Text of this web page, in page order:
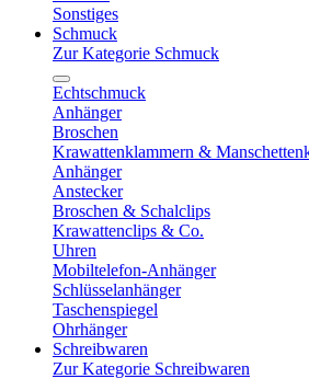
Sonstiges
Schmuck
Zur Kategorie Schmuck
Echtschmuck
Anhänger
Broschen
Krawattenklammern &
Anhänger
Anstecker
Broschen & Schalclips
Krawattenclips & Co.
Uhren
Mobiltelefon-Anhänger
Schlüsselanhänger
Taschenspiegel
Ohrhänger
Schreibwaren
Zur Kategorie Schreibwaren